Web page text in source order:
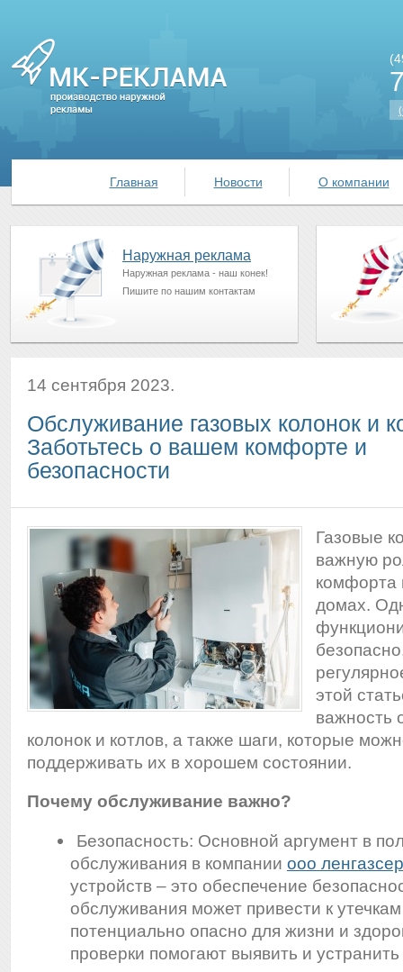
Главная Новости О компании
Наружная реклама
Наружная реклама - наш конек!
Пишите по нашим контактам
14 сентября 2023.
Обслуживание газовых колонок и
Заботьтесь о вашем комфорте и
безопасности
Газовые
важную
комфорта
домах.
этой
важность
колонок и котлов, а также шаги, которые
поддерживать их в хорошем состоянии.
Почему обслуживание важно?
Безопасность: Основной аргумент в
обслуживания в компании ооо
устройств – это обеспечение
обслуживания может привести к утечкам
потенциально опасно для жизни и
проверки помогают выявить и